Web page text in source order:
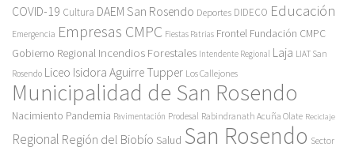
COVID-19 Cultura DAEM San Rosendo Deportes DIDECO Educación
Emergencia Empresas CMPC Fiestas Patrias Frontel Fundación CMPC
Gobierno Regional Incendios Forestales Intendente Regional Laja LIAT San
Rosendo Liceo Isidora Aguirre Tupper Los Callejones
Municipalidad de San Rosendo
Nacimiento Pandemia Pavimentación Prodesal Rabindranath Acuña Olate Reciclaje
Regional Región del Biobío Salud San Rosendo Sector